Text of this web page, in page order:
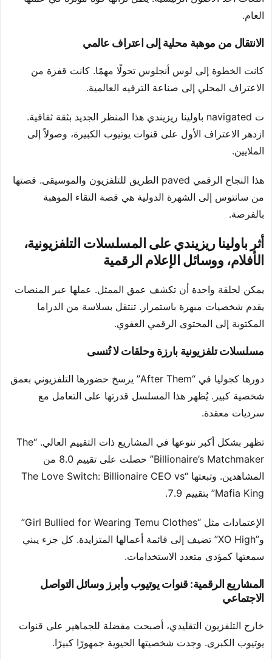
العام.
الانتقال من موهبة محلية إلى اعتراف عالمي
كانت الخطوة إلى لوس أنجلوس تحولًا مهمًا. كانت قفزة من
الاعتراف المحلي إلى صناعة الترفيه العالمية.
ت navigated باولينا ريزيندي هذا المنظر الجديد بثقة ثقافية.
ازدهر الاعتراف الأول على قنوات يوتيوب الكبيرة، وصولاً إلى
الملايين.
هذا النجاح الرقمي paved الطريق للتلفزيون والموسيقى. قصتها
من سانتوس إلى الشهرة الدولية هي قصة التقاء الموهبة
بالفرصة.
أثر باولينا ريزيندي على المسلسلات التلفزيونية،
الأفلام، ووسائل الإعلام الرقمية
يمكن لحلقة واحدة أن تكشف عمق الممثل. عملها عبر المنصات
يقدم شخصيات مبهرة باستمرار. تنتقل بسلاسة من الدراما
المكتوبة إلى المحتوى الرقمي العفوي.
مسلسلات تلفزيونية بارزة وحلقات لا تُنسى
دورها كجوليا في “After Them” يرسخ حضورها التلفزيوني بعمق
شخصية كبير. يُظهر هذا المسلسل قدرتها على التعامل مع
سرديات معقدة.
تظهر بشكل أكبر تنوعها في المشاريع ذات التقييم العالي. “The
Billionaire’s Matchmaker” حصلت على تقييم 8.0 من
المشاهدين. وتبعتها “The Love Switch: Billionaire CEO vs
Mafia King” بتقييم 7.9.
الإعتمادات مثل “Girl Bullied for Wearing Temu Clothes”
و”XO High” تضيف إلى قائمة أعمالها المتزايدة. كل جزء يبني
سمعتها كمؤدي متعدد الاستخدامات.
المشاريع الرقمية: قنوات يوتيوب وأبرز وسائل التواصل
الاجتماعي
خارج التلفزيون التقليدي، أصبحت مفضلة للجماهير على قنوات
يوتيوب الكبرى. وجدت شخصيتها الحيوية جمهورًا كبيرًا.